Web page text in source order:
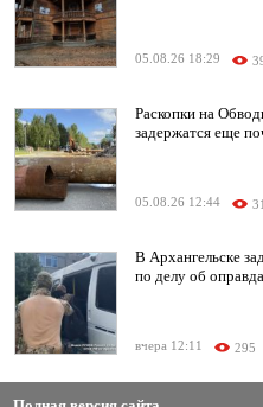
05.08.26 18:29
Раскопки на
задержатся еще
05.08.26 12:44
В Архангельске
по делу об
вчера 12:11 295